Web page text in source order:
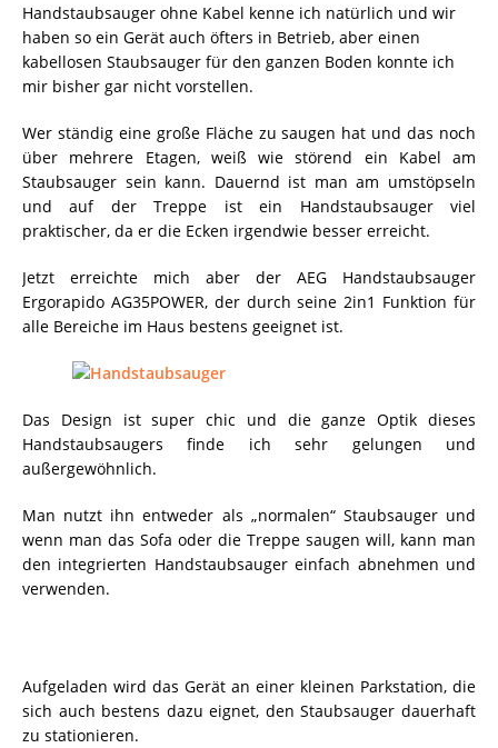
Handstaubsauger ohne Kabel kenne ich natürlich und wir
haben so ein Gerät auch öfters in Betrieb, aber einen
kabellosen Staubsauger für den ganzen Boden konnte ich
mir bisher gar nicht vorstellen.
Wer ständig eine große Fläche zu saugen hat und das noch
über mehrere Etagen, weiß wie störend ein Kabel am
Staubsauger sein kann. Dauernd ist man am umstöpseln
und auf der Treppe ist ein Handstaubsauger viel
praktischer, da er die Ecken irgendwie besser erreicht.
Jetzt erreichte mich aber der AEG Handstaubsauger
Ergorapido AG35POWER, der durch seine 2in1 Funktion für
alle Bereiche im Haus bestens geeignet ist.
Das Design ist super chic und die ganze Optik dieses
Handstaubsaugers finde ich sehr gelungen und
außergewöhnlich.
Man nutzt ihn entweder als „normalen“ Staubsauger und
wenn man das Sofa oder die Treppe saugen will, kann man
den integrierten Handstaubsauger einfach abnehmen und
verwenden.
Aufgeladen wird das Gerät an einer kleinen Parkstation, die
sich auch bestens dazu eignet, den Staubsauger dauerhaft
zu stationieren.